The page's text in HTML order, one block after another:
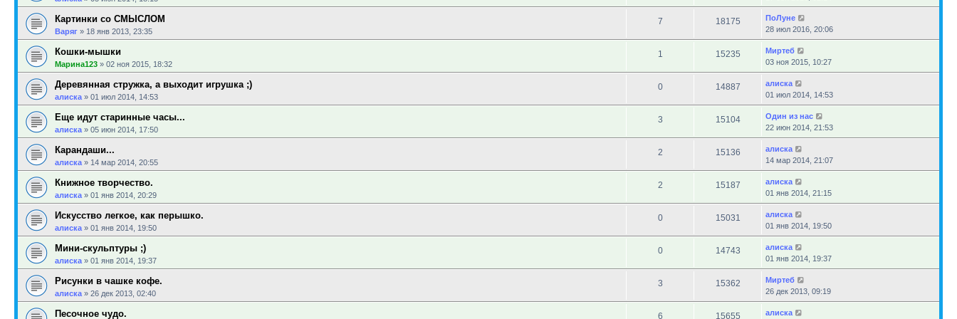
Картинки со СМЫСЛОМ
Варяг » 18 янв 2013, 23:35
7 18175
ПоЛуне
28 июл 2016, 20:06
Кошки-мышки
Марина123 » 02 ноя 2015, 18:32
1 15235
Миртеб
03 ноя 2015, 10:27
Деревянная стружка, а выходит игрушка ;)
алиска » 01 июл 2014, 14:53
0 14887
алиска
01 июл 2014, 14:53
Еще идут старинные часы...
алиска » 05 июн 2014, 17:50
3 15104
Один из нас
22 июн 2014, 21:53
Карандаши...
алиска » 14 мар 2014, 20:55
2 15136
алиска
14 мар 2014, 21:07
Книжное творчество.
алиска » 01 янв 2014, 20:29
2 15187
алиска
01 янв 2014, 21:15
Искусство легкое, как перышко.
алиска » 01 янв 2014, 19:50
0 15031
алиска
01 янв 2014, 19:50
Мини-скульптуры ;)
алиска » 01 янв 2014, 19:37
0 14743
алиска
01 янв 2014, 19:37
Рисунки в чашке кофе.
алиска » 26 дек 2013, 02:40
3 15362
Миртеб
26 дек 2013, 09:19
Песочное чудо. 6 15655 алиска